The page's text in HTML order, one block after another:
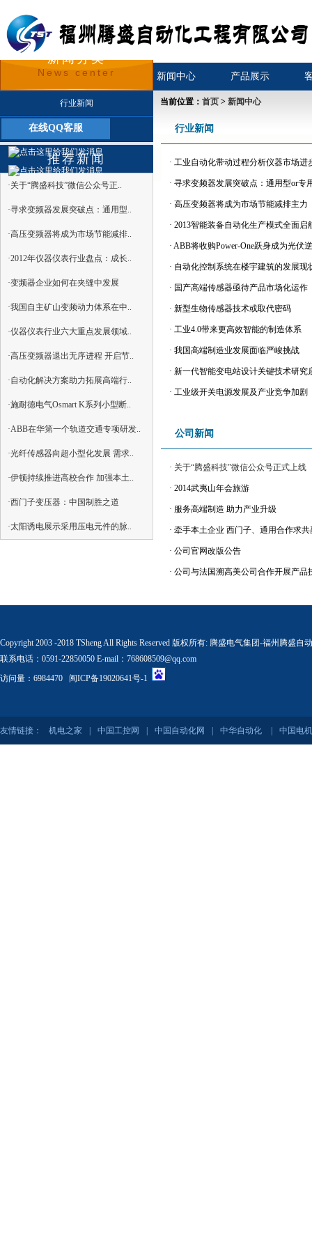
首页 关于我们 新闻中心 产品展示
新闻分类
News center
行业新闻
公司新闻
推荐新闻
·关于“腾盛科技”微信公众号正..
·寻求变频器发展突破点：通用型..
·高压变频器将成为市场节能减排..
·2012年仪器仪表行业盘点：成长..
·变频器企业如何在夹缝中发展
·我国自主矿山变频动力体系在中..
·仪器仪表行业六大重点发展领域..
·高压变频器退出无序进程 开启节..
·自动化解决方案助力拓展高端行..
·施耐德电气Osmart K系列小型断..
·ABB在华第一个轨道交通专项研发..
·光纤传感器向超小型化发展 需求..
·伊顿持续推进高校合作 加强本土..
·西门子变压器：中国制胜之道
·太阳诱电展示采用压电元件的脉..
当前位置： 首页 > 新闻中心
行业新闻
· 工业自动化带动过程分析仪器市场进
· 寻求变频器发展突破点：通用型or专
· 高压变频器将成为市场节能减排主力
· 2013智能装备自动化生产模式全面启
· ABB将收购Power-One跃身成为光伏
· 自动化控制系统在楼宇建筑的发展现
· 国产高端传感器亟待产品市场化运作
· 新型生物传感器技术或取代密码
· 工业4.0带来更高效智能的制造体系
· 我国高端制造业发展面临严峻挑战
· 新一代智能变电站设计关键技术研究
· 工业级开关电源发展及产业竞争加剧
公司新闻
· 关于“腾盛科技”微信公众号正式上线
· 2014武夷山年会旅游
· 服务高端制造 助力产业升级
· 牵手本土企业 西门子、通用合作求共
· 公司官网改版公告
· 公司与法国溯高美公司合作开展产品
Copyright 2003 -2018 TSheng All Rights Reserved 版权所有: 腾盛电气集团-福州腾盛自
联系电话：0591-22850050 E-mail：768608509@qq.com
访问量：6984470 闽ICP备19020641号-1
友情链接： 机电之家 中国工控网 中国自动化网 中华自动化 中国电
在线QQ客服